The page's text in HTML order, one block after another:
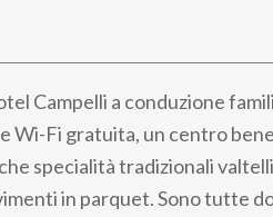
Campelli a conduzione
Wi-Fi gratuita, un centro
specialità tradizionali
in parquet. Sono tutte